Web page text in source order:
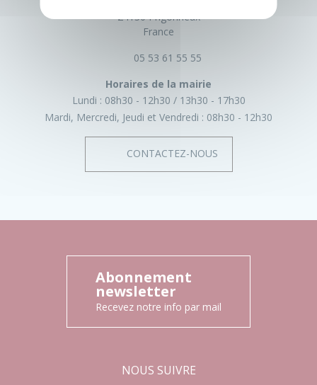
24130 Prigonrieux
France
05 53 61 55 55
Horaires de la mairie
Lundi : 08h30 - 12h30
13h30 - 17h30
Mardi, Mercredi, Jeudi et Vendredi : 08h30 - 12h30
CONTACTEZ-NOUS
Abonnement
newsletter
Recevez notre info par mail
NOUS SUIVRE